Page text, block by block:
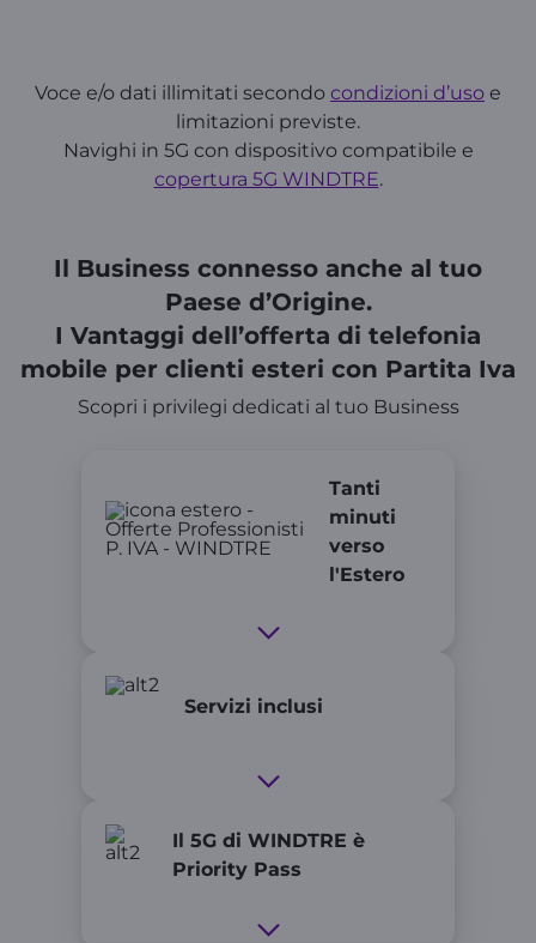
Voce e/o dati illimitati secondo condizioni d’uso e
limitazioni previste.
Navighi in 5G con dispositivo compatibile e
copertura 5G WINDTRE.
Il Business connesso anche al tuo
Paese d’Origine.
I Vantaggi dell’offerta di telefonia
mobile per clienti esteri con Partita Iva
Scopri i privilegi dedicati al tuo Business
Tanti
minuti
verso
l'Estero
Servizi inclusi
Il 5G di WINDTRE è
Priority Pass